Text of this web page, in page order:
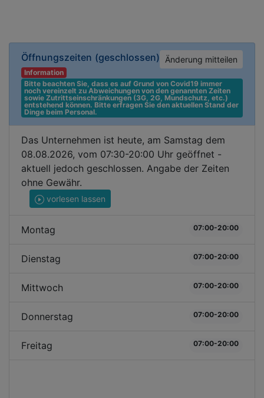
Öffnungszeiten (geschlossen) Änderung mitteilen
Information
Bitte beachten Sie, dass es auf Grund von Covid19 immer
noch vereinzelt zu Abweichungen von den genannten Zeiten
sowie Zutrittseinschränkungen (3G, 2G, Mundschutz, etc.)
entstehend können. Bitte erfragen Sie den aktuellen Stand der
Dinge beim Personal.
Das Unternehmen ist heute, am Samstag dem
08.08.2026, vom 07:30-20:00 Uhr geöffnet -
aktuell jedoch geschlossen. Angabe der Zeiten
ohne Gewähr.
vorlesen lassen
Montag 07:00-20:00
Dienstag 07:00-20:00
Mittwoch 07:00-20:00
Donnerstag 07:00-20:00
Freitag 07:00-20:00